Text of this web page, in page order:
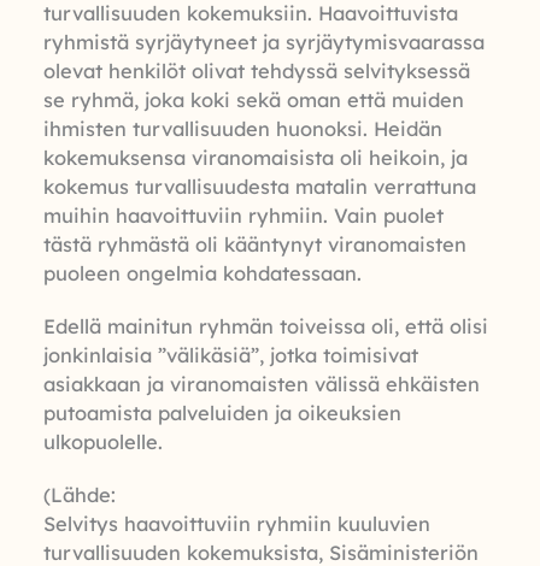
turvallisuuden kokemuksiin. Haavoittuvista
ryhmistä syrjäytyneet ja syrjäytymisvaarassa
olevat henkilöt olivat tehdyssä selvityksessä
se ryhmä, joka koki sekä oman että muiden
ihmisten turvallisuuden huonoksi. Heidän
kokemuksensa viranomaisista oli heikoin, ja
kokemus turvallisuudesta matalin verrattuna
muihin haavoittuviin ryhmiin. Vain puolet
tästä ryhmästä oli kääntynyt viranomaisten
puoleen ongelmia kohdatessaan.
Edellä mainitun ryhmän toiveissa oli, että olisi
jonkinlaisia ”välikäsiä”, jotka toimisivat
asiakkaan ja viranomaisten välissä ehkäisten
putoamista palveluiden ja oikeuksien
ulkopuolelle.
(Lähde:
Selvitys haavoittuviin ryhmiin kuuluvien
turvallisuuden kokemuksista, Sisäministeriön